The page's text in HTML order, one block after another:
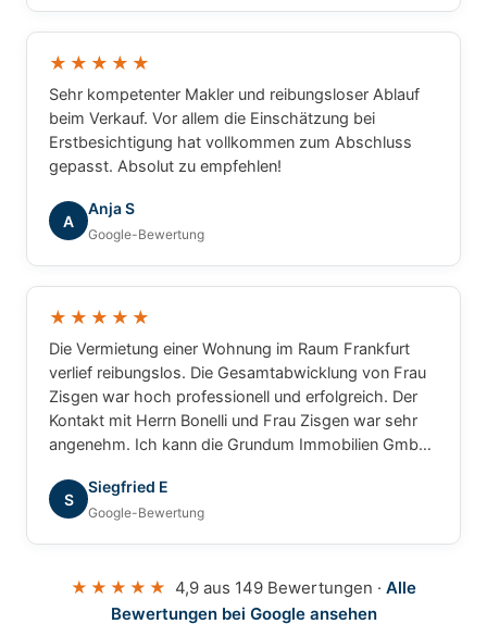
★★★★★
Sehr kompetenter Makler und reibungsloser Ablauf
beim Verkauf. Vor allem die Einschätzung bei
Erstbesichtigung hat vollkommen zum Abschluss
gepasst. Absolut zu empfehlen!
A
Anja S
Google-Bewertung
★★★★★
Die Vermietung einer Wohnung im Raum Frankfurt
verlief reibungslos. Die Gesamtabwicklung von Frau
Zisgen war hoch professionell und erfolgreich. Der
Kontakt mit Herrn Bonelli und Frau Zisgen war sehr
angenehm. Ich kann die Grundum Immobilien GmbH
S
Siegfried E
Google-Bewertung
★★★★★ 4,9 aus 149 Bewertungen · Alle
Bewertungen bei Google ansehen